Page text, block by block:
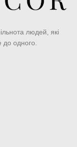
людей, які
одного.